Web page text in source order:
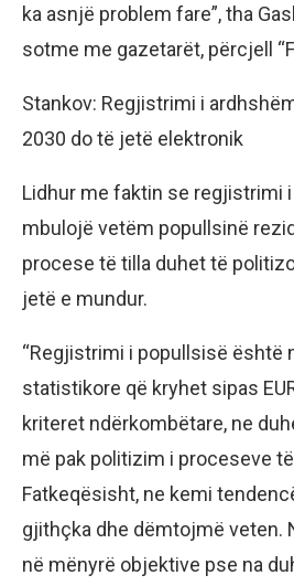
ka asnjë problem fare”, tha
sotme me gazetarët, përcjell
Stankov: Regjistrimi i
2030 do të jetë elektronik
Lidhur me faktin se regjistrimi
mbulojë vetëm popullsinë
procese të tilla duhet të
jetë e mundur.
“Regjistrimi i popullsisë është
statistikore që kryhet sipas
kriteret ndërkombëtare, ne
më pak politizim i proceseve
Fatkeqësisht, ne kemi
gjithçka dhe dëmtojmë veten.
në mënyrë objektive pse na